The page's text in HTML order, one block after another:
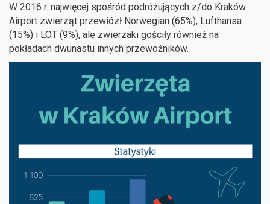
W 2016 r. najwięcej spośród podróżujących z/do Kraków
Airport zwierząt przewiózł Norwegian (65%), Lufthansa
(15%) i LOT (9%), ale zwierzaki gościły również na
pokładach dwunastu innych przewoźników.